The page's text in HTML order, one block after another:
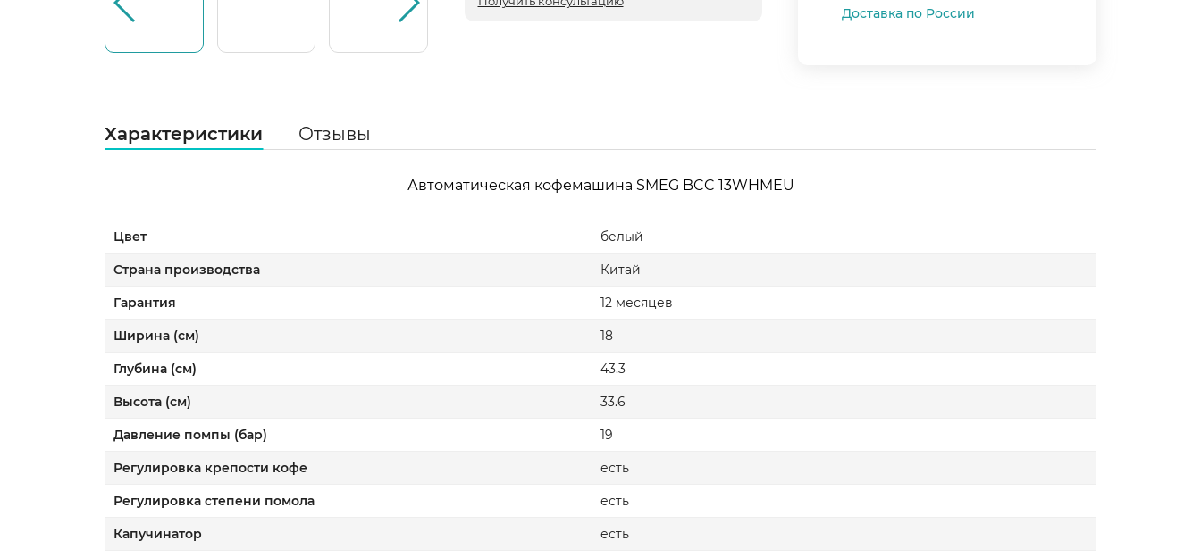
Доставка по России
Характеристики Отзывы
Автоматическая кофемашина SMEG BCC 13WHMEU
Цвет белый
Страна производства Китай
Гарантия 12 месяцев
Ширина (см) 18
Глубина (см) 43.3
Высота (см) 33.6
Давление помпы (бар) 19
Регулировка крепости кофе есть
Регулировка степени помола есть
Капучинатор есть